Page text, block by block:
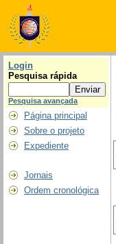
Login
Pesquisa rápida
Pesquisa avançada
Página principal
Sobre o projeto
Expediente
Jornais
Ordem cronológica